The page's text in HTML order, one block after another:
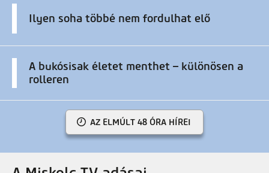
Ilyen soha többé nem fordulhat elő
A bukósisak életet menthet – különösen a
rolleren
AZ ELMÚLT 48 ÓRA HÍREI